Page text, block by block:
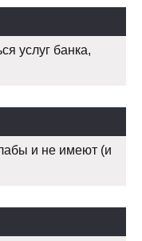
услуг банка,
и не имеют (и